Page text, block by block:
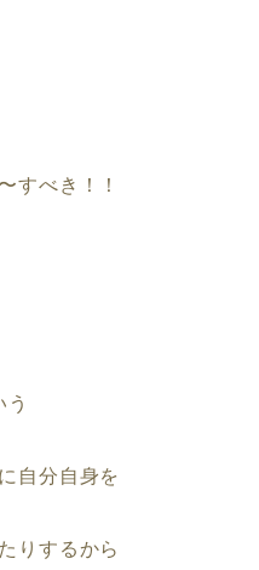
べき！！
う
自分自身を
りするから